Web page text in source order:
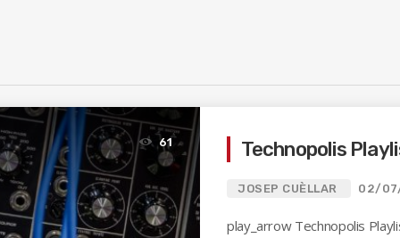
61 Technopolis
JOSEP CUÈLLAR 02/
play_arrow Technopolis